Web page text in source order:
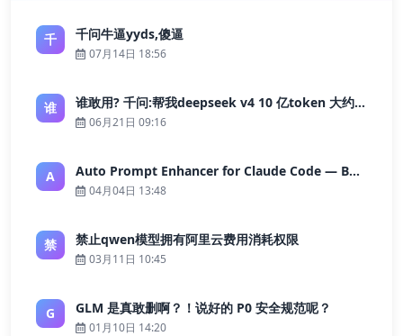
千 千问牛逼yyds,傻逼
07月14日 18:56
谁 谁敢用? 千问:帮我deepseek v4 10 亿token 大约多少花费 ?
06月21日 09:16
A Auto Prompt Enhancer for Claude Code — Building a Highly Reliable AI Programming Workflow
04月04日 13:48
禁 禁止qwen模型拥有阿里云费用消耗权限
03月11日 10:45
G GLM 是真敢删啊？！说好的 P0 安全规范呢？
01月10日 14:20